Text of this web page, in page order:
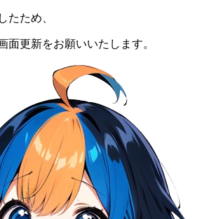
たため、
面更新をお願いいたします。